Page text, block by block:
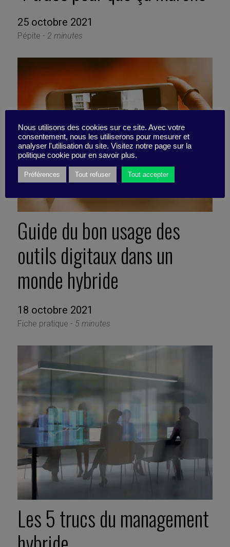
25 octobre 2021
Pépite - 2 minutes
Guide du bon usage des
outils digitaux dans un
monde hybride
18 octobre 2021
Fiche pratique - 5 minutes
Les 5 trucs du management
Nous utilisons des cookies sur ce site. Avec votre
consentement, nous les utiliserons pour mesurer et
analyser l'utilisation du site. Visitez notre page sur la
politique cookie pour en savoir plus.
Préférences Tout refuser Tout accepter